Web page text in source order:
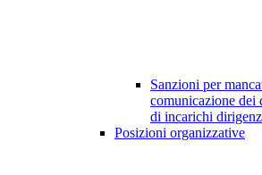
Sanzioni per
comunicazione dei
di incarichi
Posizioni organizzative